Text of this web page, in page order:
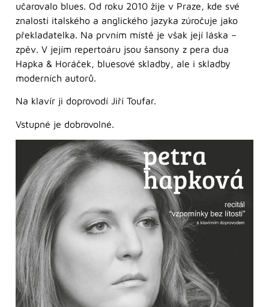
učarovalo blues. Od roku 2010 žije v Praze, kde své
znalosti italského a anglického jazyka zúročuje jako
překladatelka. Na prvním místě je však její láska –
zpěv. V jejím repertoáru jsou šansony z pera dua
Hapka & Horáček, bluesové skladby, ale i skladby
moderních autorů.
Na klavír ji doprovodí Jiří Toufar.
Vstupné je dobrovolné.